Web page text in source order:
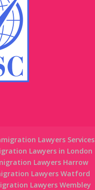
Lawyers Services
Lawyers in London
Lawyers Harrow
Lawyers Watford
Lawyers Wembley